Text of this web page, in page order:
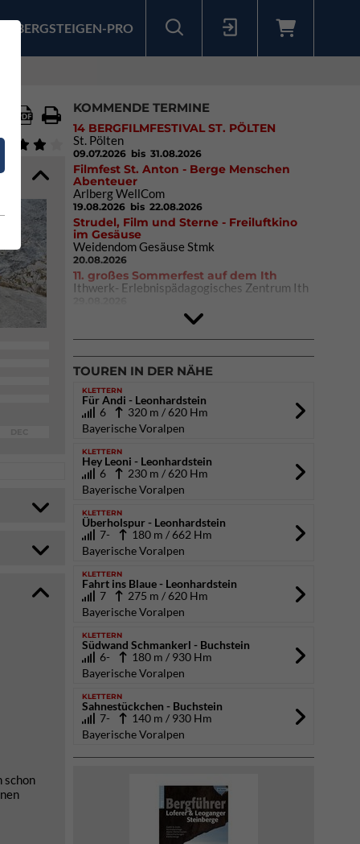
BERGSTEIGEN-PRO
schon
KOMMENDE TERMINE
14 BERGFILMFESTIVAL ST. PÖLTEN
St. Pölten
09.07.2026 bis 31.08.2026
Filmfest St. Anton - Berge Menschen
Abenteuer
Arlberg WellCom
19.08.2026 bis 22.08.2026
Strudel, Film und Sterne - Freiluftkino
im Gesäuse
Weidendom Gesäuse Stmk
20.08.2026
11. großes Sommerfest auf dem Ith
Ithwerk- Erlebnispädagogisches Zentrum Ith
02.10.2026bis 04.10.2026
TOUREN IN DER NÄHE
KLETTERN
Für Andi - Leonhardstein
6
320 m / 620 Hm
Bayerische Voralpen
KLETTERN
Hey Leoni - Leonhardstein
6
230 m / 620 Hm
Bayerische Voralpen
KLETTERN
Überholspur - Leonhardstein
7-
180 m / 662 Hm
Bayerische Voralpen
KLETTERN
Fahrt ins Blaue - Leonhardstein
7
275 m / 620 Hm
Bayerische Voralpen
KLETTERN
Südwand Schmankerl - Buchstein
6-
180 m / 930 Hm
Bayerische Voralpen
KLETTERN
Sahnestückchen - Buchstein
7-
140 m / 930 Hm
Bayerische Voralpen